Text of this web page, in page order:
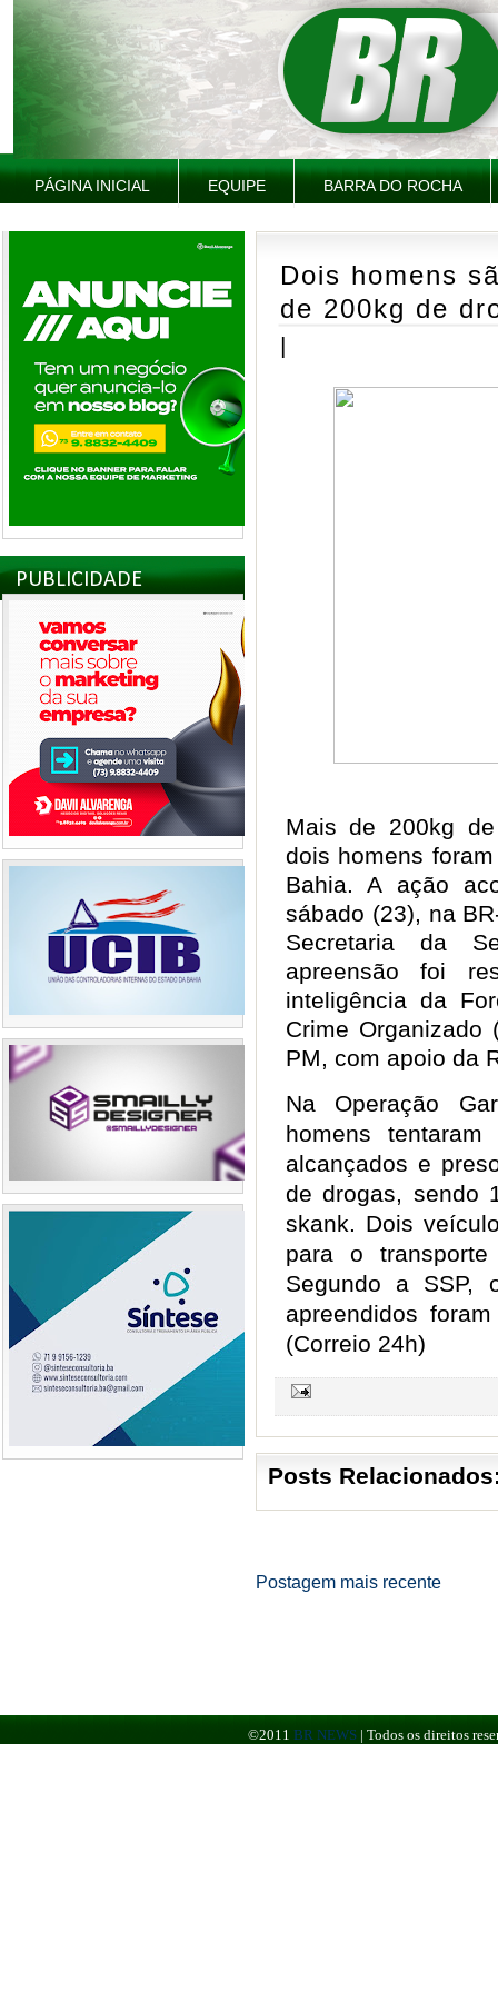
PÁGINA INICIAL EQUIPE BARRA DO ROCHA
PUBLICIDADE
Dois homens
de 200kg de
|
Mais de 200kg
dois homens
Bahia. A ação
sábado (23), na
Secretaria da
apreensão foi
inteligência da
Crime Organizado
PM, com apoio da
Na Operação
homens
alcançados e
de drogas, sendo
skank. Dois
para o transporte
Segundo a SSP,
apreendidos
(Correio 24h)
Posts
Postagem mais recente
©2011 BR NEWS | Todos os direitos